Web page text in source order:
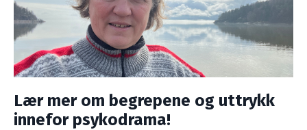
Lær mer om begrepene og uttrykk
innefor psykodrama!